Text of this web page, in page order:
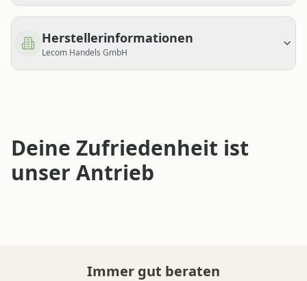
Herstellerinformationen
Lecom Handels GmbH
Deine Zufriedenheit ist
unser Antrieb
Immer gut beraten